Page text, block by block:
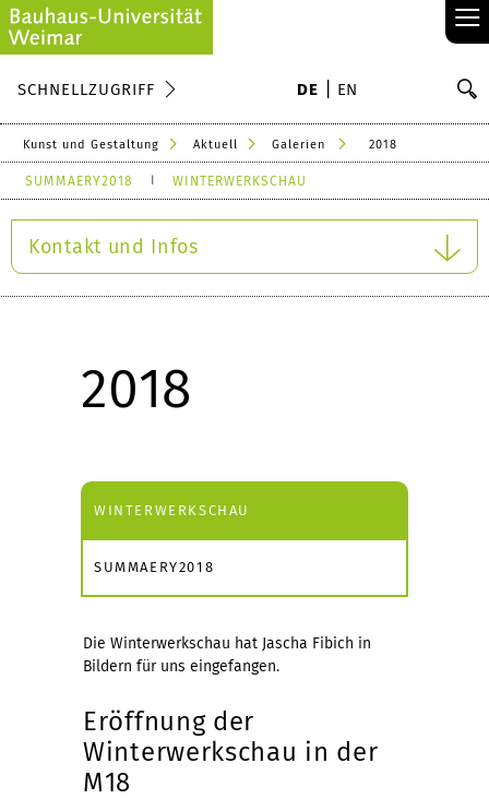
≡
SCHNELLZUGRIFF DE EN
Kunst und Gestaltung Aktuell Galerien 2018
SUMMAERY2018 WINTERWERKSCHAU
Kontakt und Infos
2018
WINTERWERKSCHAU
SUMMAERY2018
Die Winterwerkschau hat Jascha Fibich in
Bildern für uns eingefangen.
Eröffnung der
Winterwerkschau in der
M18